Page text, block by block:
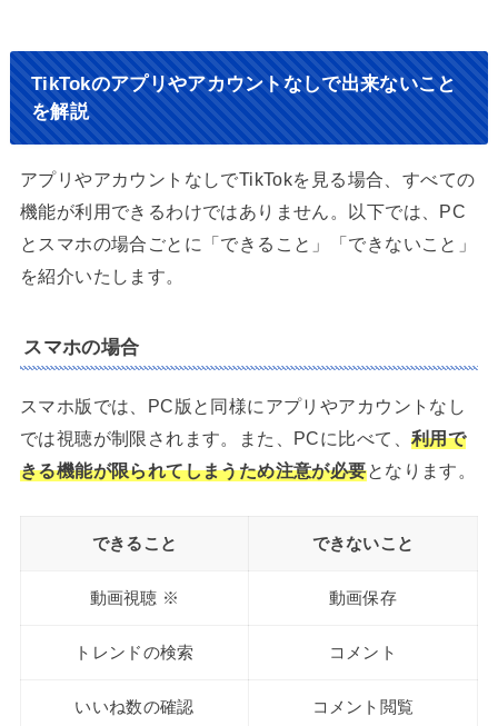
TikTokのアプリやアカウントなしで出来ないこと
を解説
アプリやアカウントなしでTikTokを見る場合、すべての
機能が利用できるわけではありません。以下では、PC
とスマホの場合ごとに「できること」「できないこと」
を紹介いたします。
スマホの場合
スマホ版では、PC版と同様にアプリやアカウントなし
では視聴が制限されます。また、PCに比べて、 利用で
きる機能が限られてしまうため注意が必要となります。
できること できないこと
動画視聴 ※ 動画保存
トレンドの検索 コメント
いいね数の確認 コメント閲覧